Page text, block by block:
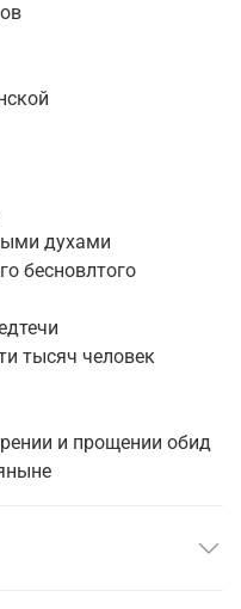
духами
бесновлтого
тысяч человек
и прощении обид